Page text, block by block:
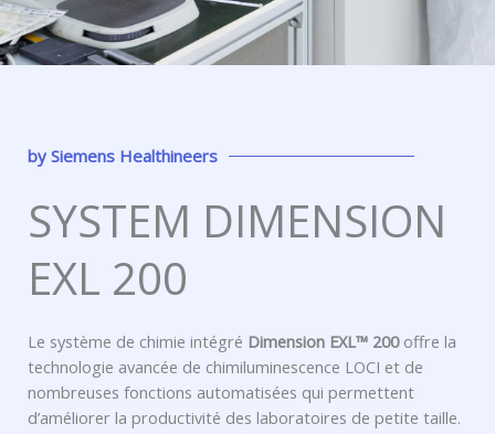
by Siemens Healthineers
SYSTEM DIMENSION
EXL 200
Le système de chimie intégré Dimension EXL™ 200offre la
technologie avancée de chimiluminescence LOCI et de
nombreuses fonctions automatisées qui permettent
d’améliorer la productivité des laboratoires de petite taille.